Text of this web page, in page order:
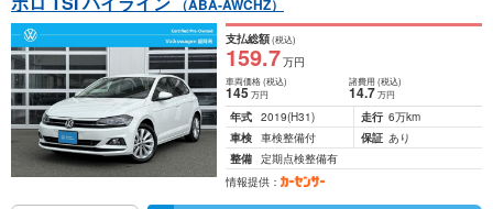
（ABA-AWCHZ）
支払総額(税込)
159.7万円
車両価格(税込)
145万円
諸費用 (税込)
14.7 万円
年式 2019(H31) 走行 6万km
車検 車検整備付 保証 あり
整備 定期点検整備有
情報提供：